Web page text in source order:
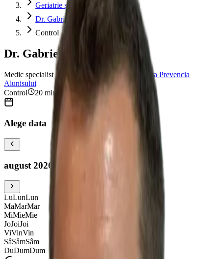
Geriatrie și Gerontologie
Dr. Gabriel Stancu
Control
Dr. Gabriel Stancu
Medic specialist Geriatrie și Gerontologie
Clinica Prevencia
Alunisului
Control
20 minute
Alege data
august 2026
LuLunLun
MaMarMar
MiMieMie
JoJoiJoi
ViVinVin
SâSâmSâm
DuDumDum